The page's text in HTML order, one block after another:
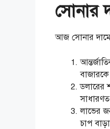
সোনার
আজ সোনার দামে
ডলারের
লাভের
চাপ